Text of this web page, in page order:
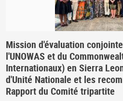
Mission d'évaluation conjointe
l'UNOWAS et du
Internationaux) en Sierra
d'Unité Nationale et les
Rapport du Comité tripartite